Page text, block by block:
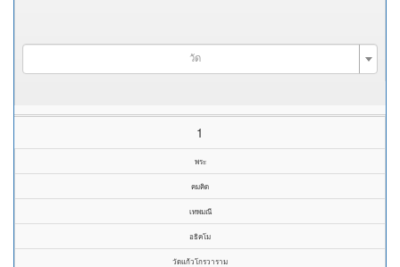
วัด
1
พระ
คมคิด
เทพมณี
อธิคโม
วัดแก้วโกรวาราม